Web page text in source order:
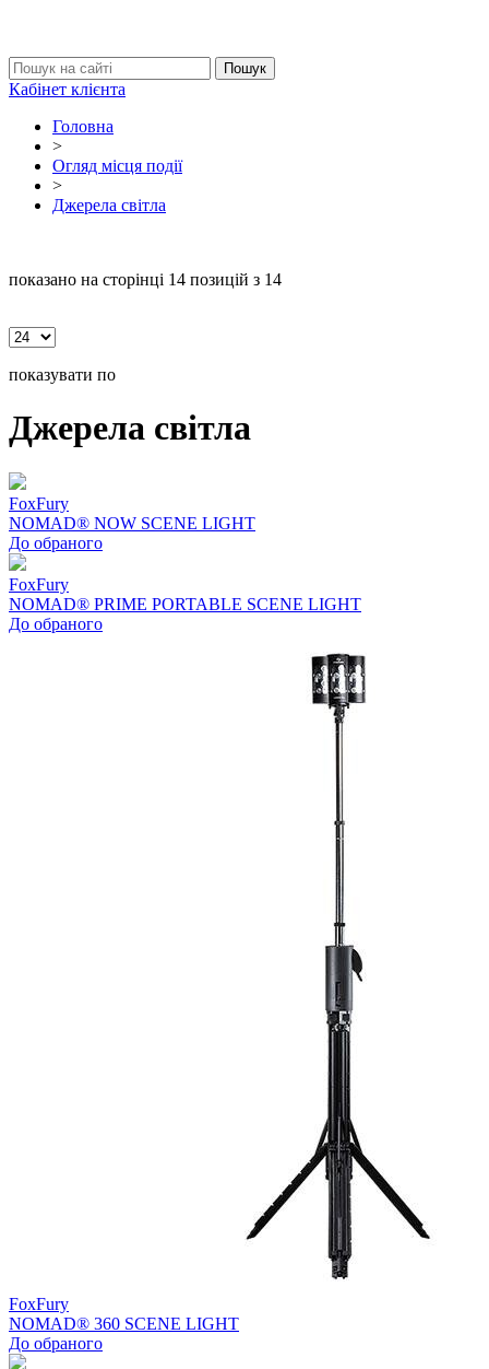
Кабінет клієнта
Головна
>
Огляд місця події
>
Джерела світла
показано на сторінці 14 позицій з 14
показувати по
Джерела світла
FoxFury
NOMAD® NOW SCENE LIGHT
До обраного
FoxFury
NOMAD® PRIME PORTABLE SCENE LIGHT
До обраного
FoxFury
NOMAD® 360 SCENE LIGHT
До обраного